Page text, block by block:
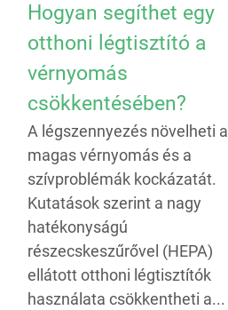
Hogyan segíthet egy
otthoni légtisztító a
vérnyomás
csökkentésében?
A légszennyezés növelheti a
magas vérnyomás és a
szívproblémák kockázatát.
Kutatások szerint a nagy
hatékonyságú
részecskeszűrővel (HEPA)
ellátott otthoni légtisztítók
használata csökkentheti a...